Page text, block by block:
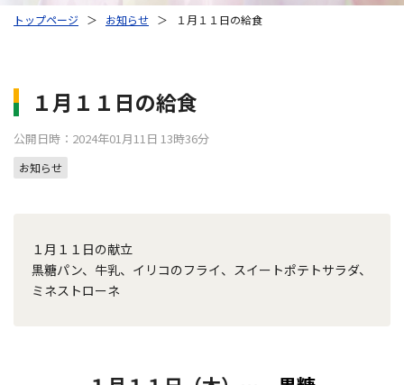
トップページ ＞ お知らせ ＞ １月１１日の給食
１月１１日の給食
公開日時：2024年01月11日 13時36分
お知らせ
１月１１日の献立
黒糖パン、牛乳、イリコのフライ、スイートポテトサラダ、
ミネストローネ